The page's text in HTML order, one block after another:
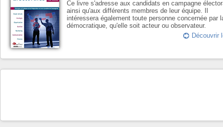
Ce livre s'adresse aux candidats en campagne
ainsi qu'aux différents membres de leur équipe. Il
intéressera également toute personne concernée par
démocratique, qu'elle soit acteur ou observateur.
Découvrir